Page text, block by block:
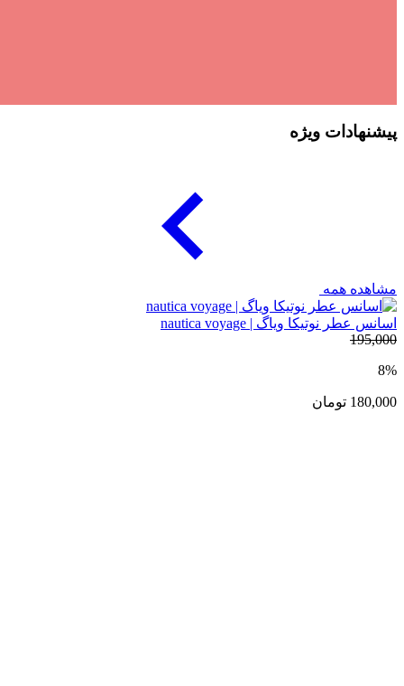
پیشنهادات ویژه
مشاهده همه
اسانس عطر نوتیکا ویاگ | nautica voyage
195,000
8%
180,000 تومان